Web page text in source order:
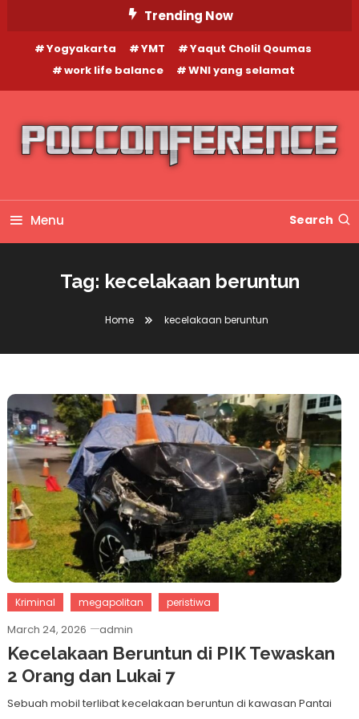
Content
Trending Now
Yogyakarta YMT
Yaqut Cholil Qoumas
work life balance
WNI yang selamat
Menu Search
Tag: kecelakaan beruntun
Home kecelakaan beruntun
Kriminal megapolitan peristiwa
March 24, 2026 admin
Kecelakaan Beruntun di PIK Tewaskan
2 Orang dan Lukai 7
Sebuah mobil terlibat kecelakaan beruntun di kawasan Pantai